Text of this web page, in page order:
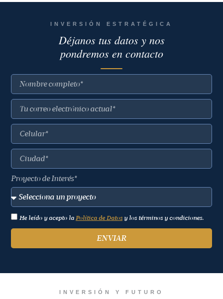
INVERSIÓN ESTRATÉGICA
Déjanos tus datos y nos
pondremos en contacto
Proyecto de Interés*
He leído y acepto la Política de Datos y los términos y condiciones.
ENVIAR
INVERSIÓN Y FUTURO